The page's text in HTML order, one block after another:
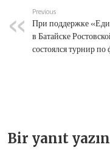
Previous
При поддержке
в Батайске
состоялся турнир по
Bir yanıt yazın